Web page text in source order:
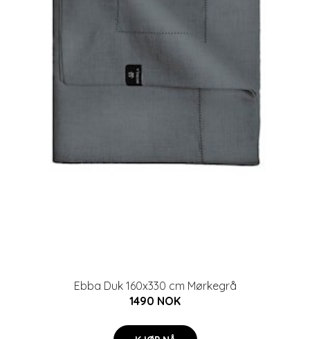
Ebba Duk 160x330 cm Mørkegrå
1490 NOK